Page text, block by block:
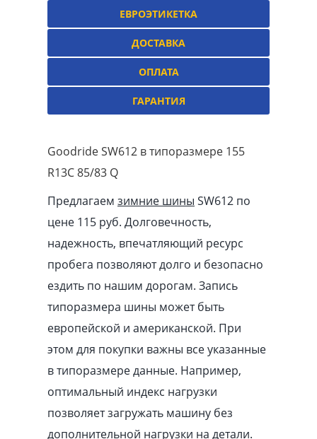
ЕВРОЭТИКЕТКА
ДОСТАВКА
ОПЛАТА
ГАРАНТИЯ
Goodride SW612 в типоразмере 155
R13C 85/83 Q
Предлагаем зимние шины SW612 по
цене 115 руб. Долговечность,
надежность, впечатляющий ресурс
пробега позволяют долго и безопасно
ездить по нашим дорогам. Запись
типоразмера шины может быть
европейской и американской. При
этом для покупки важны все указанные
в типоразмере данные. Например,
оптимальный индекс нагрузки
позволяет загружать машину без
дополнительной нагрузки на детали.